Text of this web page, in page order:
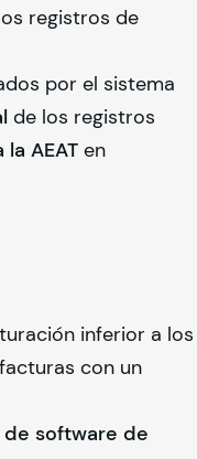
registros de
por el sistema
de los registros
AEAT en
inferior a los
con un
software de